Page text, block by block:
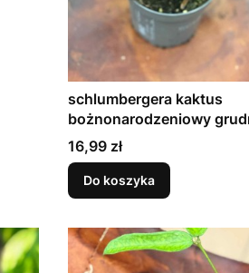
schlumbergera kaktus
bożnonarodzeniowy
FIOLETOWY DØ9cm
Cena
16,99 zł
Do koszyka